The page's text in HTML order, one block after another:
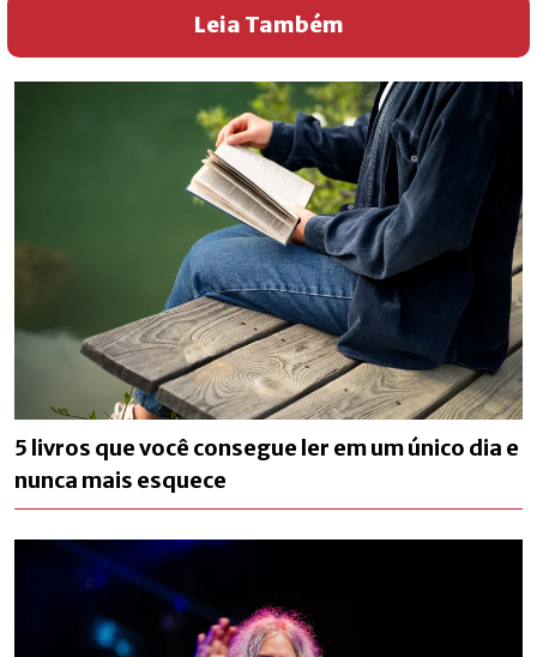
Leia Também
5 livros que você consegue ler em um único dia e
nunca mais esquece